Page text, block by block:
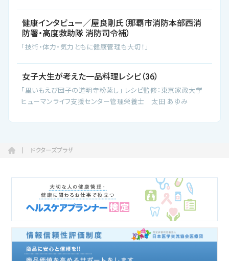
健康インタビュー／屋良剛氏（那覇市消防本部西消
防署・高度救助隊 消防司令補）
「技術・体力・気力ともに健康管理も大切！」
女子大生が考えた一品料理レシピ（36）
「里いもえび団子の道明寺粉蒸し」 レシピ監修：東京家政大学
ヒューマンライフ支援センター管理栄養士 太田 あゆみ
ドクターズプラザ